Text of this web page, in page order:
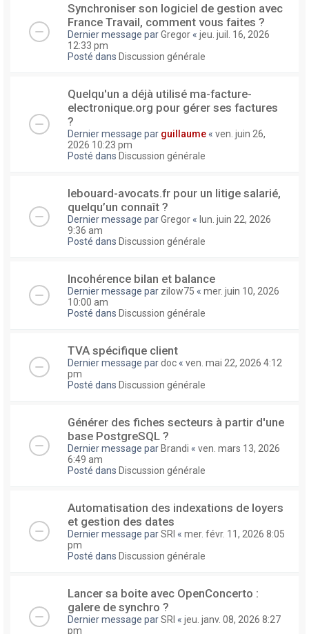
Synchroniser son logiciel de gestion avec
France Travail, comment vous faites ?
Dernier message parGregor « jeu. juil. 16, 2026
12:33 pm
Posté dans Discussion générale
Quelqu'un a déjà utilisé ma-facture-
electronique.org pour gérer ses factures
?
Dernier message par guillaume « ven. juin 26,
2026 10:23 pm
Posté dans Discussion générale
lebouard-avocats.fr pour un litige salarié,
quelqu’un connaît ?
Dernier message parGregor « lun. juin 22, 2026
9:36 am
Posté dans Discussion générale
Incohérence bilan et balance
Dernier message par zilow75 « mer. juin 10, 2026
10:00 am
Posté dans Discussion générale
TVA spécifique client
Dernier message pardoc « ven. mai 22, 2026 4:12
pm
Posté dans Discussion générale
Générer des fiches secteurs à partir d'une
base PostgreSQL ?
Dernier message par Brandi « ven. mars 13, 2026
6:49 am
Posté dans Discussion générale
Automatisation des indexations de loyers
et gestion des dates
Dernier message parSRI « mer. févr. 11, 2026 8:05
pm
Posté dans Discussion générale
Lancer sa boite avec OpenConcerto :
galere de synchro ?
Dernier message parSRI « jeu. janv. 08, 2026 8:27
pm